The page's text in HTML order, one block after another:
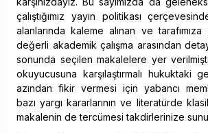
çalıştığımız yayın politikası
alanlarında kaleme alınan ve
değerli akademik çalışma arasından
sonunda seçilen makalelere yer
okuyucusuna karşılaştırmalı hukuktaki
azından fikir vermesi için yabancı
bazı yargı kararlarının ve literatürde
makalenin de tercümesi takdirlerinize